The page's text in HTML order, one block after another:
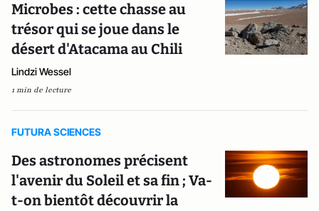
Microbes : cette chasse au
trésor qui se joue dans le
désert d'Atacama au Chili
Lindzi Wessel
1 min de lecture
FUTURA SCIENCES
Des astronomes précisent
l'avenir du Soleil et sa fin ; Va-
t-on bientôt découvrir la